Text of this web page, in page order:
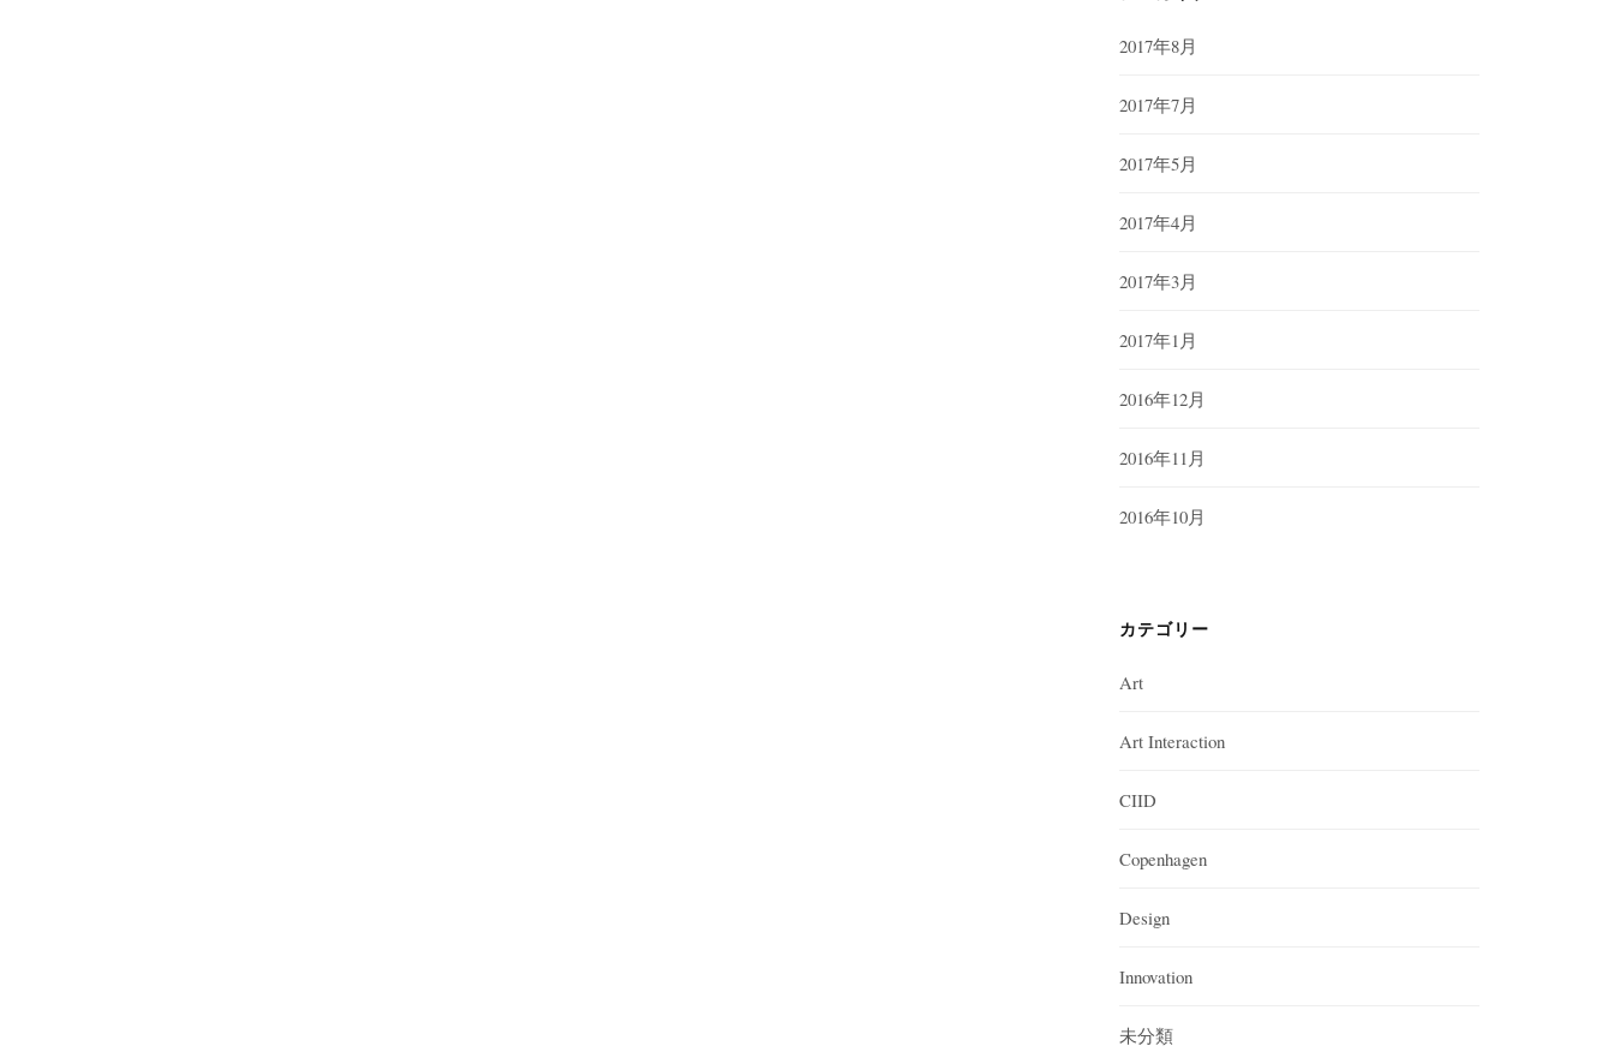
2017年8月
2017年7月
2017年5月
2017年4月
2017年3月
2017年1月
2016年12月
2016年11月
2016年10月
カテゴリー
Art
Art Interaction
CIID
Copenhagen
Design
Innovation
未分類